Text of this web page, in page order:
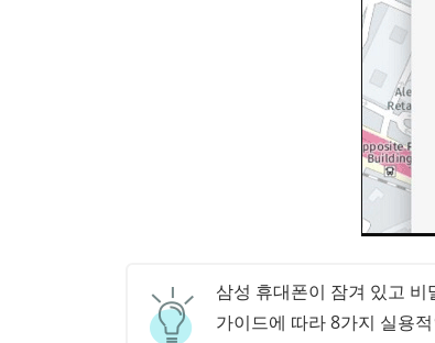
삼성 휴대폰이 잠겨 있고
가이드에 따라 8가지 실용